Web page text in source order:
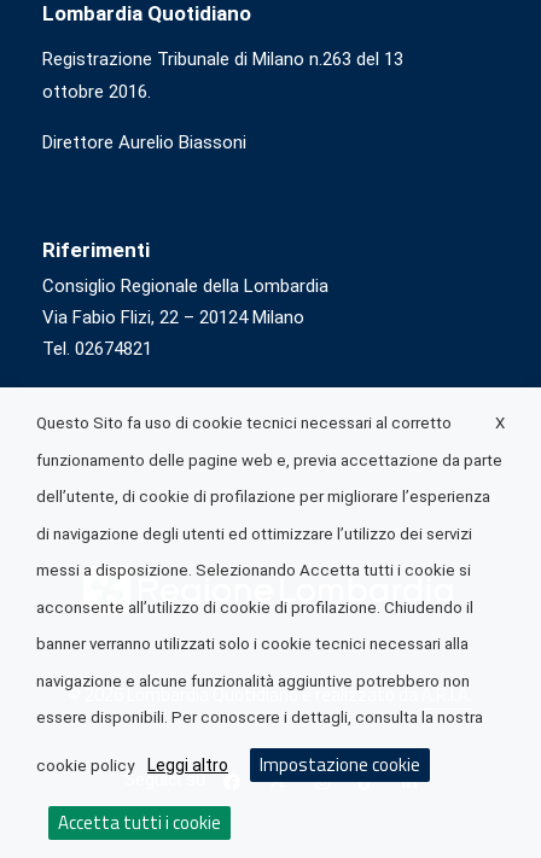
Lombardia Quotidiano
Registrazione Tribunale di Milano n.263 del 13
ottobre 2016.
Direttore Aurelio Biassoni
Riferimenti
Consiglio Regionale della Lombardia
Via Fabio Flizi, 22 – 20124 Milano
Tel. 02674821
© 2026 Lombardia Quotidiano è realizzato daA.R.I.A.
Seguici su
X
Questo Sito fa uso di cookie tecnici necessari al corretto
funzionamento delle pagine web e, previa accettazione da parte
dell’utente, di cookie di profilazione per migliorare l’esperienza
di navigazione degli utenti ed ottimizzare l’utilizzo dei servizi
messi a disposizione. Selezionando Accetta tutti i cookie si
acconsente all’utilizzo di cookie di profilazione. Chiudendo il
banner verranno utilizzati solo i cookie tecnici necessari alla
navigazione e alcune funzionalità aggiuntive potrebbero non
essere disponibili. Per conoscere i dettagli, consulta la nostra
cookie policy Leggi altro Impostazione cookie
Accetta tutti i cookie